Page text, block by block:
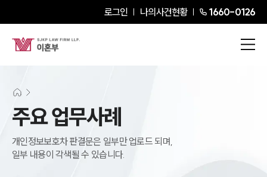
로그인 나의사건현황 1660-0126
주요 업무사례
개인정보보호차 판결문은 일부만 업로드 되며,
일부 내용이 각색될 수 있습니다.